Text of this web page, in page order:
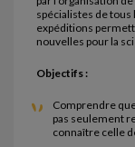
spécialistes de
expéditions
nouvelles pour la
Objectifs :
Comprendre
pas seulement
connaître celle